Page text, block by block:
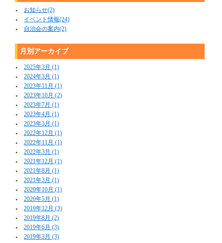
お知らせ(2)
イベント情報(24)
自治会の案内(2)
月別アーカイブ
2025年3月 (1)
2024年3月 (1)
2023年11月 (1)
2023年10月 (2)
2023年7月 (1)
2023年4月 (1)
2023年3月 (1)
2022年12月 (1)
2022年11月 (1)
2022年3月 (1)
2021年12月 (1)
2021年8月 (1)
2021年3月 (1)
2020年10月 (1)
2020年5月 (1)
2019年12月 (3)
2019年8月 (2)
2019年6月 (3)
2019年3月 (3)